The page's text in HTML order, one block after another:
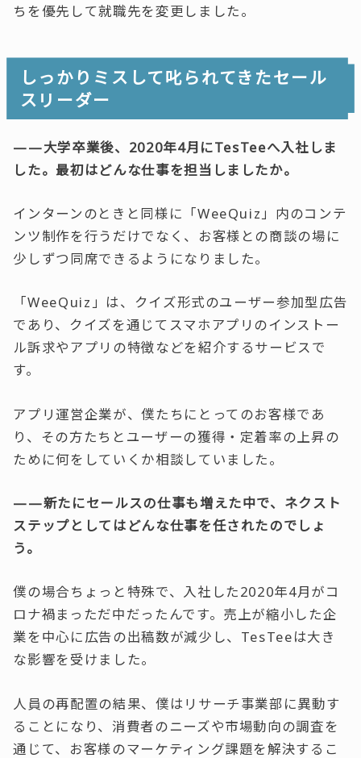
ちを優先して就職先を変更しました。
しっかりミスして叱られてきたセール
スリーダー
——大学卒業後、2020年4月にTesTeeへ入社しま
した。最初はどんな仕事を担当しましたか。
インターンのときと同様に「WeeQuiz」内のコンテ
ンツ制作を行うだけでなく、お客様との商談の場に
少しずつ同席できるようになりました。
「WeeQuiz」は、クイズ形式のユーザー参加型広告
であり、クイズを通じてスマホアプリのインストー
ル訴求やアプリの特徴などを紹介するサービスで
す。
アプリ運営企業が、僕たちにとってのお客様であ
り、その方たちとユーザーの獲得・定着率の上昇の
ために何をしていくか相談していました。
——新たにセールスの仕事も増えた中で、ネクスト
ステップとしてはどんな仕事を任されたのでしょ
う。
僕の場合ちょっと特殊で、入社した2020年4月がコ
ロナ禍まっただ中だったんです。売上が縮小した企
業を中心に広告の出稿数が減少し、TesTeeは大き
な影響を受けました。
人員の再配置の結果、僕はリサーチ事業部に異動す
ることになり、消費者のニーズや市場動向の調査を
通じて、お客様のマーケティング課題を解決するこ